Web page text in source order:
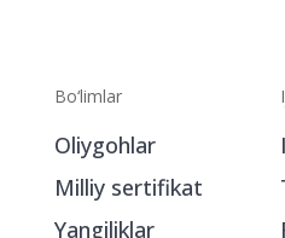
Bo‘limlar